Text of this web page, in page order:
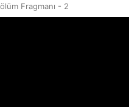
Fragmanı - 2